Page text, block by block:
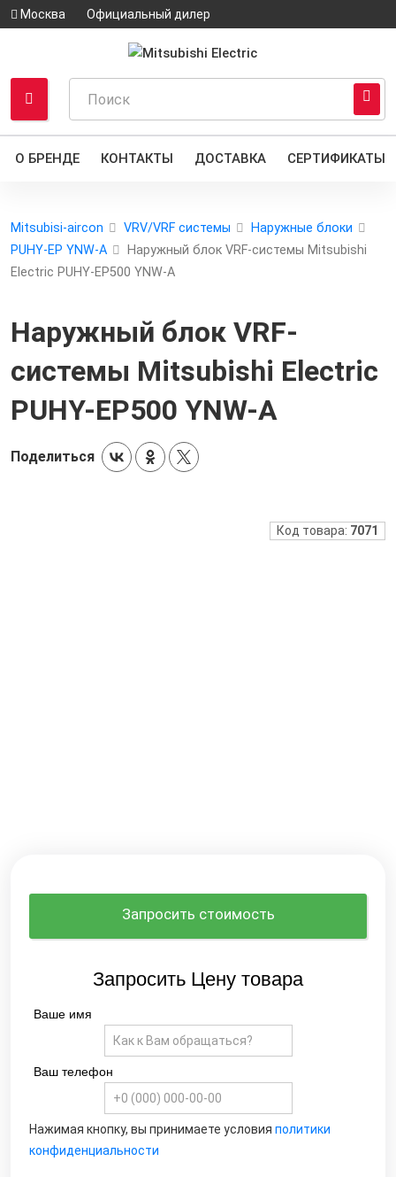
Москва Официальный дилер
О БРЕНДЕ КОНТАКТЫ ДОСТАВКА СЕРТИФИКАТЫ
Mitsubisi-aircon VRV/VRF системы
Наружные блоки
PUHY-EP YNW-A
Наружный блок VRF-системы Mitsubishi
Electric PUHY-EP500 YNW-A
Наружный блок VRF-
системы Mitsubishi Electric
PUHY-EP500 YNW-A
Поделиться
Код товара: 7071
Запросить стоимость
Запросить Цену товара
Ваше имя
Ваш телефон
Нажимая кнопку, вы принимаете условияполитики
конфиденциальности